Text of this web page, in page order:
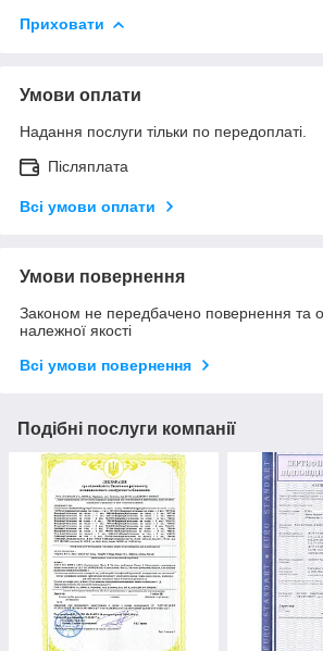
Приховати
Умови оплати
Надання послуги тільки по передоплаті.
Післяплата
Всі умови оплати
Умови повернення
Законом не передбачено повернення та
належної якості
Всі умови повернення
Подібні послуги компанії